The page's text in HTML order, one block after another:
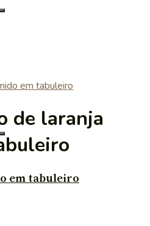
em tabuleiro
de laranja
em tabuleiro